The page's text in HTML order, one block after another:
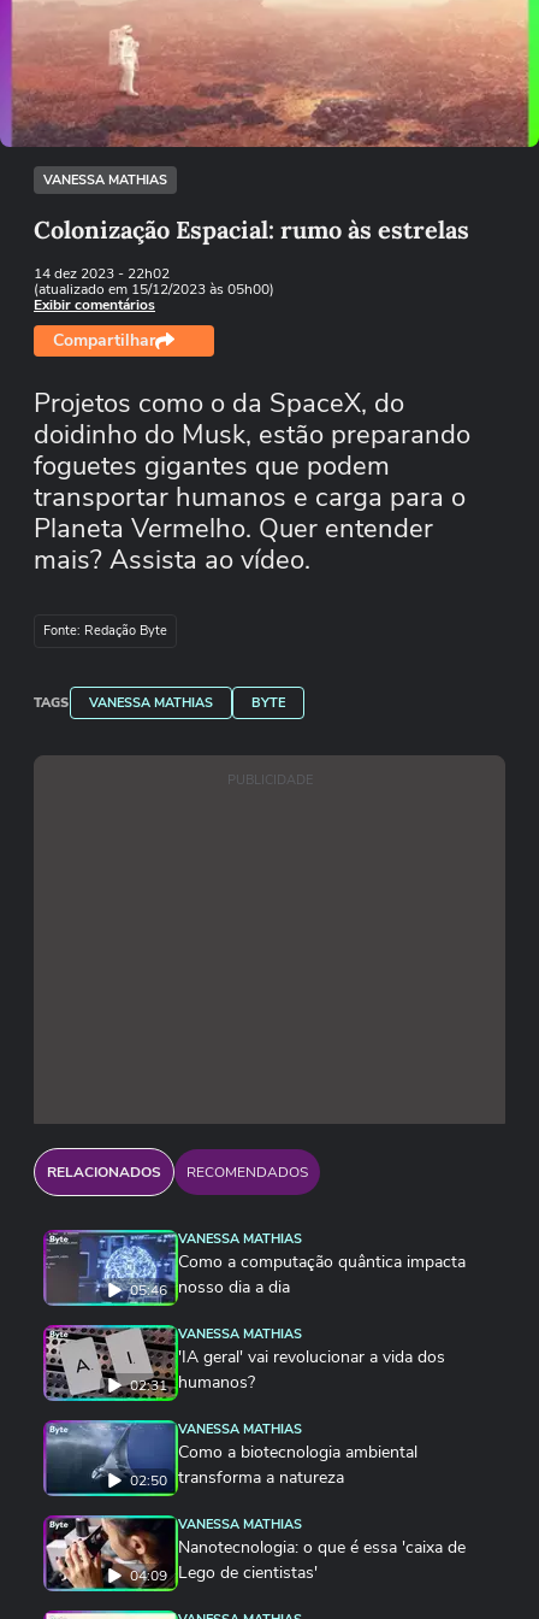
Não foi possível reproduzir o vídeo
Tentar novamente
VANESSA MATHIAS
Colonização Espacial: rumo às estrelas
14 dez 2023- 22h02
(atualizado em 15/12/2023 às 05h00)
Exibir comentários
Compartilhar
Projetos como o da SpaceX, do
doidinho do Musk, estão preparando
foguetes gigantes que podem
transportar humanos e carga para o
Planeta Vermelho. Quer entender
mais? Assista ao vídeo.
Fonte: Redação Byte
TAGS VANESSA MATHIAS BYTE
PUBLICIDADE
RELACIONADOS RECOMENDADOS
05:46
VANESSA MATHIAS
Como a computação quântica impacta
nosso dia a dia
02:31
VANESSA MATHIAS
'IA geral' vai revolucionar a vida dos
humanos?
02:50
VANESSA MATHIAS
Como a biotecnologia ambiental
transforma a natureza
04:09
VANESSA MATHIAS
Nanotecnologia: o que é essa 'caixa de
Lego de cientistas'